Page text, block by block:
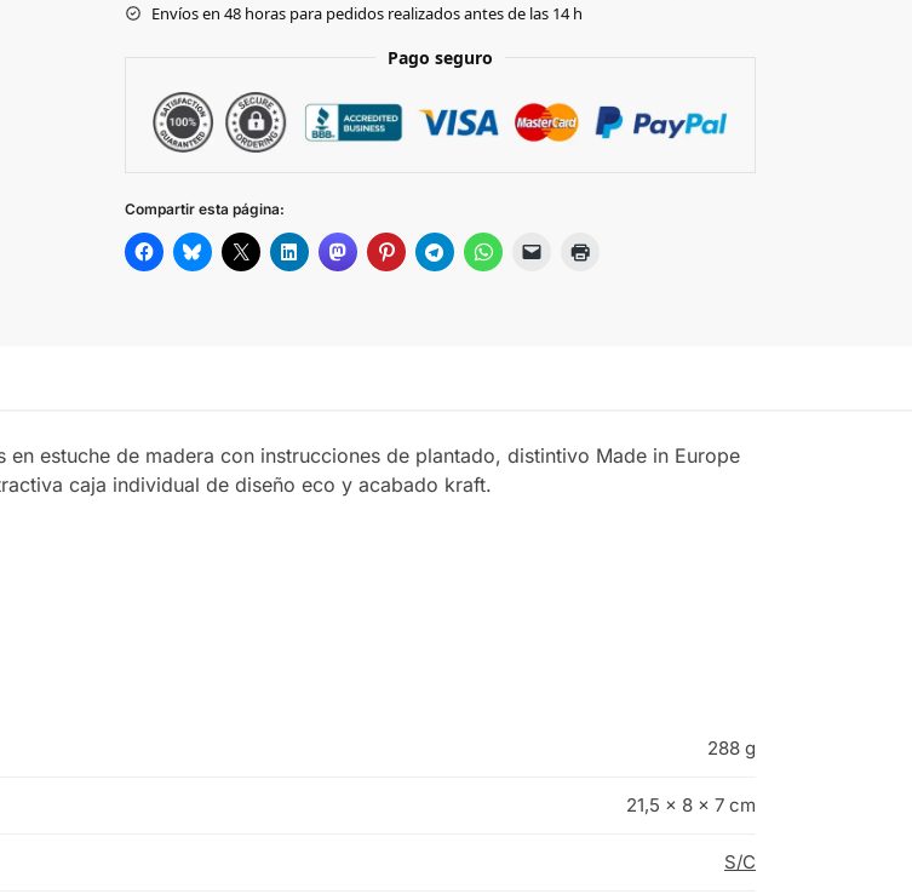
Envíos en 48 horas para pedidos realizados antes de las 14 h
Pago seguro
Compartir esta página:
estuche de madera con instrucciones de plantado, distintivo Made in Europe
caja individual de diseño eco y acabado kraft.
288 g
21,5 × 8 × 7 cm
S/C